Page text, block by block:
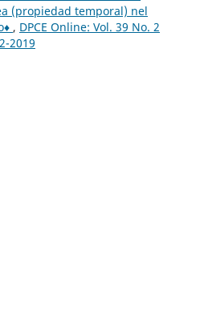
(propiedad temporal) nel
, DPCE Online: Vol. 39 No. 2
2019